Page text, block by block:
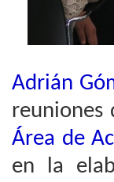
Adrián
Área de
en la